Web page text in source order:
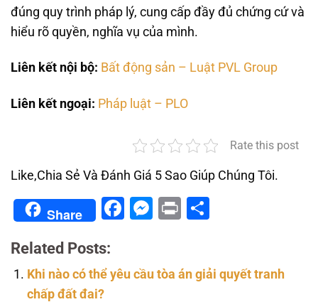
đúng quy trình pháp lý, cung cấp đầy đủ chứng cứ và
hiểu rõ quyền, nghĩa vụ của mình.
Liên kết nội bộ: Bất động sản – Luật PVL Group
Liên kết ngoại: Pháp luật – PLO
Rate this post
Like,Chia Sẻ Và Đánh Giá 5 Sao Giúp Chúng Tôi.
Share Facebook
Messenger
Print
Related Posts:
Khi nào có thể yêu cầu tòa án giải quyết tranh
chấp đất đai?